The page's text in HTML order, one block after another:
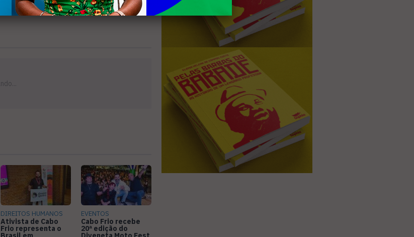
DIREITOS HUMANOS
Ativista de Cabo
Frio representa o
EVENTOS
Cabo Frio recebe
20ª edição do